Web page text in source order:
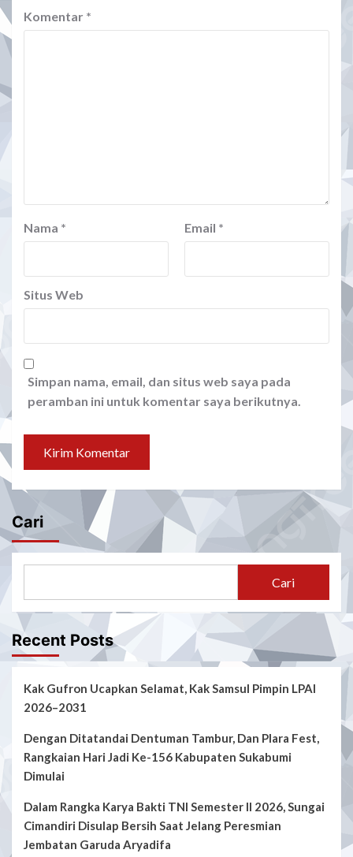
Komentar *
Nama * Email *
Situs Web
Simpan nama, email, dan situs web saya pada
peramban ini untuk komentar saya berikutnya.
Cari
Cari
Recent Posts
Kak Gufron Ucapkan Selamat, Kak Samsul Pimpin LPAI
2026–2031
Dengan Ditatandai Dentuman Tambur, Dan Plara Fest,
Rangkaian Hari Jadi Ke-156 Kabupaten Sukabumi
Dimulai
Dalam Rangka Karya Bakti TNI Semester II 2026, Sungai
Cimandiri Disulap Bersih Saat Jelang Peresmian
Jembatan Garuda Aryadifa